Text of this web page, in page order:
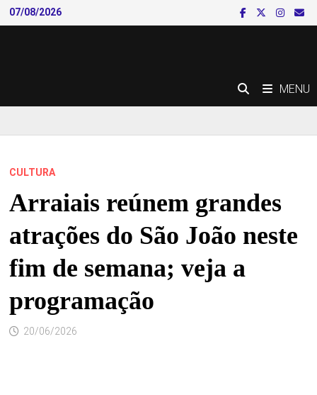
Skip
to
07/08/2026
MENU
CULTURA
Arraiais reúnem grandes
atrações do São João neste
fim de semana; veja a
programação
20/06/2026